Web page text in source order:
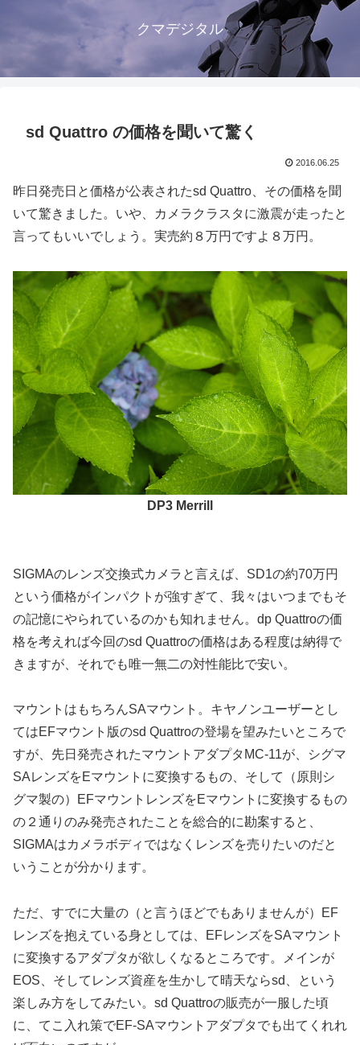
クマデジタル
sd Quattro の価格を聞いて驚く
2016.06.25
昨日発売日と価格が公表されたsd Quattro、その価格を聞
いて驚きました。いや、カメラクラスタに激震が走ったと
言ってもいいでしょう。実売約８万円ですよ８万円。
DP3 Merrill
SIGMAのレンズ交換式カメラと言えば、SD1の約70万円
という価格がインパクトが強すぎて、我々はいつまでもそ
の記憶にやられているのかも知れません。dp Quattroの価
格を考えれば今回のsd Quattroの価格はある程度は納得で
きますが、それでも唯一無二の対性能比で安い。
マウントはもちろんSAマウント。キヤノンユーザーとし
てはEFマウント版のsd Quattroの登場を望みたいところで
すが、先日発売されたマウントアダプタMC-11が、シグマ
SAレンズをEマウントに変換するもの、そして（原則シ
グマ製の）EFマウントレンズをEマウントに変換するもの
の２通りのみ発売されたことを総合的に勘案すると、
SIGMAはカメラボディではなくレンズを売りたいのだと
いうことが分かります。
ただ、すでに大量の（と言うほどでもありませんが）EF
レンズを抱えている身としては、EFレンズをSAマウント
に変換するアダプタが欲しくなるところです。メインが
EOS、そしてレンズ資産を生かして晴天ならsd、という
楽しみ方をしてみたい。sd Quattroの販売が一服した頃
に、てこ入れ策でEF-SAマウントアダプタでも出てくれれ